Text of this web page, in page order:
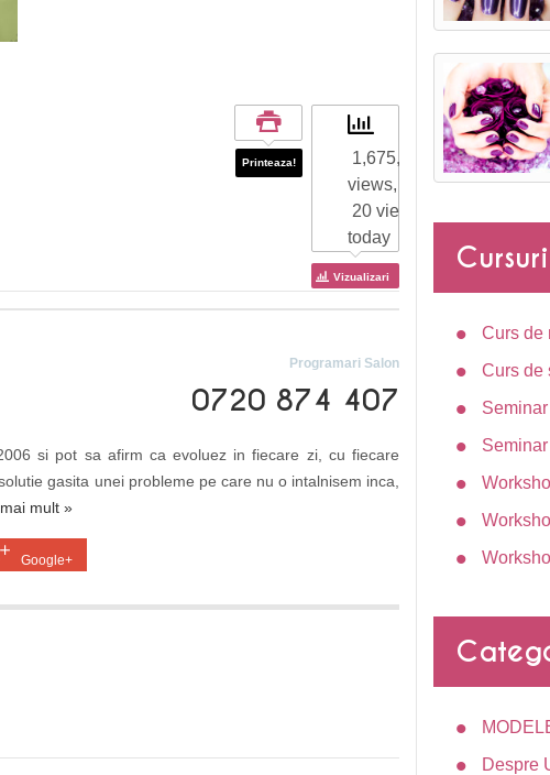
1,675,912 total
views,
20 views
today
Vizualizari
Printeaza!
Programari Salon
0720 874 407
si pot sa afirm ca evoluez in fiecare zi, cu fiecare
gasita unei probleme pe care nu o intalnisem inca,
mult »
Google+
Curs de
Curs de
Despre